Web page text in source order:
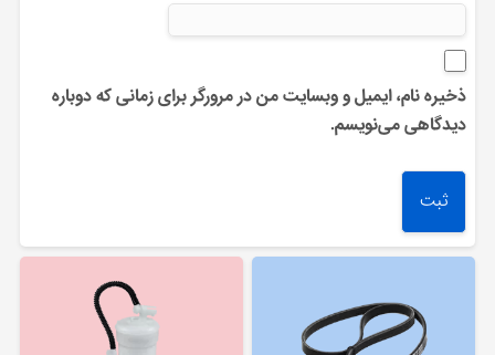
ذخیره نام، ایمیل و وبسایت من در مرورگر برای زمانی که دوباره
دیدگاهی می‌نویسم.